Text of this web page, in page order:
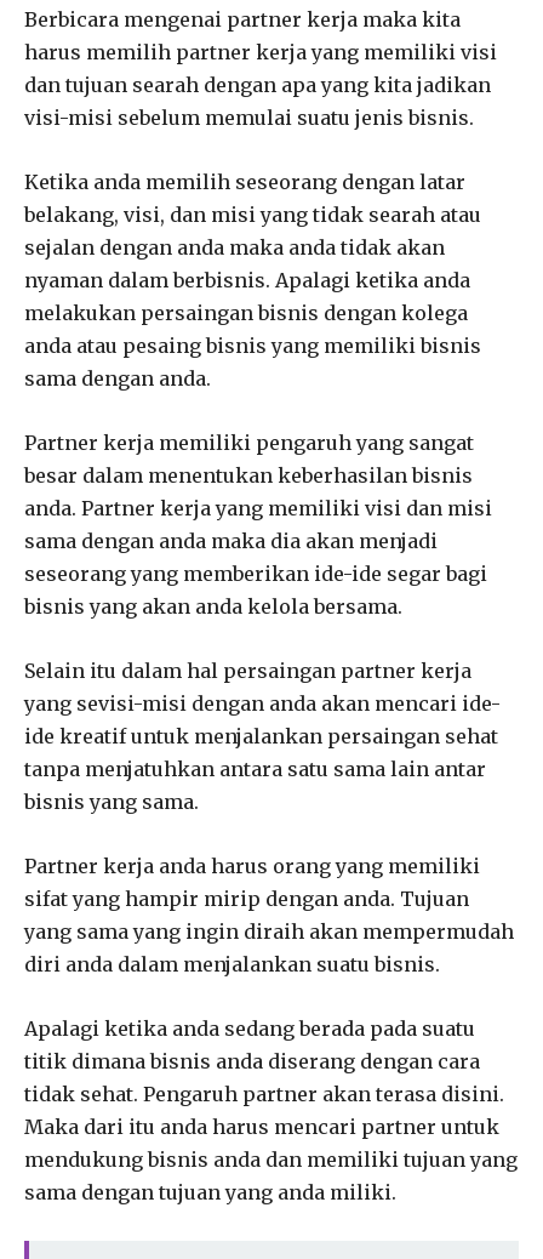
Berbicara mengenai partner kerja maka kita
harus memilih partner kerja yang memiliki visi
dan tujuan searah dengan apa yang kita jadikan
visi-misi sebelum memulai suatu jenis bisnis.
Ketika anda memilih seseorang dengan latar
belakang, visi, dan misi yang tidak searah atau
sejalan dengan anda maka anda tidak akan
nyaman dalam berbisnis. Apalagi ketika anda
melakukan persaingan bisnis dengan kolega
anda atau pesaing bisnis yang memiliki bisnis
sama dengan anda.
Partner kerja memiliki pengaruh yang sangat
besar dalam menentukan keberhasilan bisnis
anda. Partner kerja yang memiliki visi dan misi
sama dengan anda maka dia akan menjadi
seseorang yang memberikan ide-ide segar bagi
bisnis yang akan anda kelola bersama.
Selain itu dalam hal persaingan partner kerja
yang sevisi-misi dengan anda akan mencari ide-
ide kreatif untuk menjalankan persaingan sehat
tanpa menjatuhkan antara satu sama lain antar
bisnis yang sama.
Partner kerja anda harus orang yang memiliki
sifat yang hampir mirip dengan anda. Tujuan
yang sama yang ingin diraih akan mempermudah
diri anda dalam menjalankan suatu bisnis.
Apalagi ketika anda sedang berada pada suatu
titik dimana bisnis anda diserang dengan cara
tidak sehat. Pengaruh partner akan terasa disini.
Maka dari itu anda harus mencari partner untuk
mendukung bisnis anda dan memiliki tujuan yang
sama dengan tujuan yang anda miliki.